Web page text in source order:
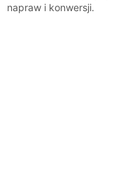
napraw i konwersji.